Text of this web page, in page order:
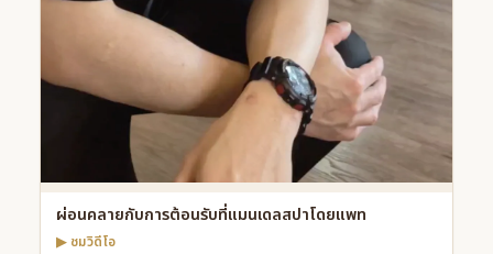
ผ่อนคลายกับการต้อนรับที่แมนเดลสปาโดยแพท
▶ ชมวิดีโอ